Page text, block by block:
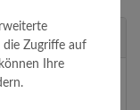
Wolfgang
Zugriffe auf
Ihre